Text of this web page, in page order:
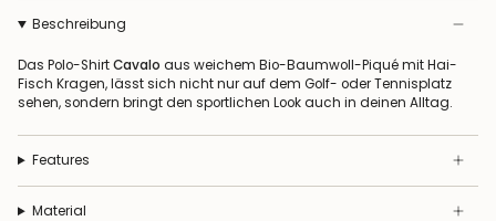
Beschreibung
Das Polo-ShirtCavalo aus weichem Bio-Baumwoll-Piqué mit Hai-
Fisch Kragen, lässt sich nicht nur auf dem Golf- oder Tennisplatz
sehen, sondern bringt den sportlichen Look auch in deinen Alltag.
Features
Material